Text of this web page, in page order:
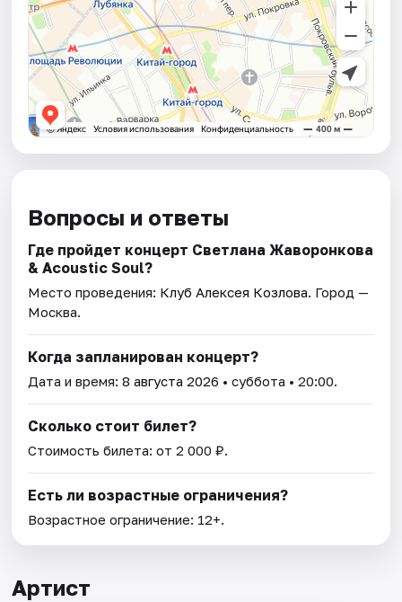
Вопросы и ответы
Где пройдет концерт Светлана Жаворонкова
& Acoustic Soul?
Место проведения: Клуб Алексея Козлова. Город —
Москва.
Когда запланирован концерт?
Дата и время:8 августа 2026 • суббота • 20:00.
Сколько стоит билет?
Стоимость билета: от 2 000 ₽.
Есть ли возрастные ограничения?
Возрастное ограничение: 12+.
Артист